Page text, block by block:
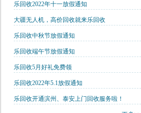
乐回收2022年十一放假通知
大疆无人机，高价回收就来乐回收
乐回收中秋节放假通知
乐回收端午节放假通知
乐回收5月好礼免费领
乐回收2022年5.1放假通知
乐回收开通滨州、泰安上门回收服务啦！